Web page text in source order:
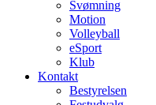
Svømning
Motion
Volleyball
eSport
Klub
Kontakt
Bestyrelsen